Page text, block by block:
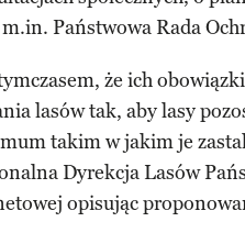
Państwowa Rada
że ich
lasów tak, aby lasy
takim w jakim je
Dyrekcja Lasów
opisując